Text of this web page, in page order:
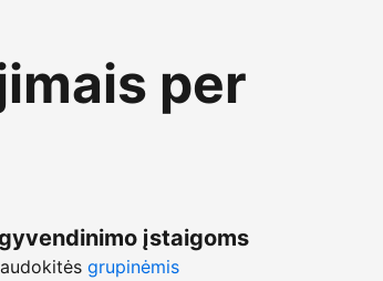
per
įstaigoms
grupinėmis